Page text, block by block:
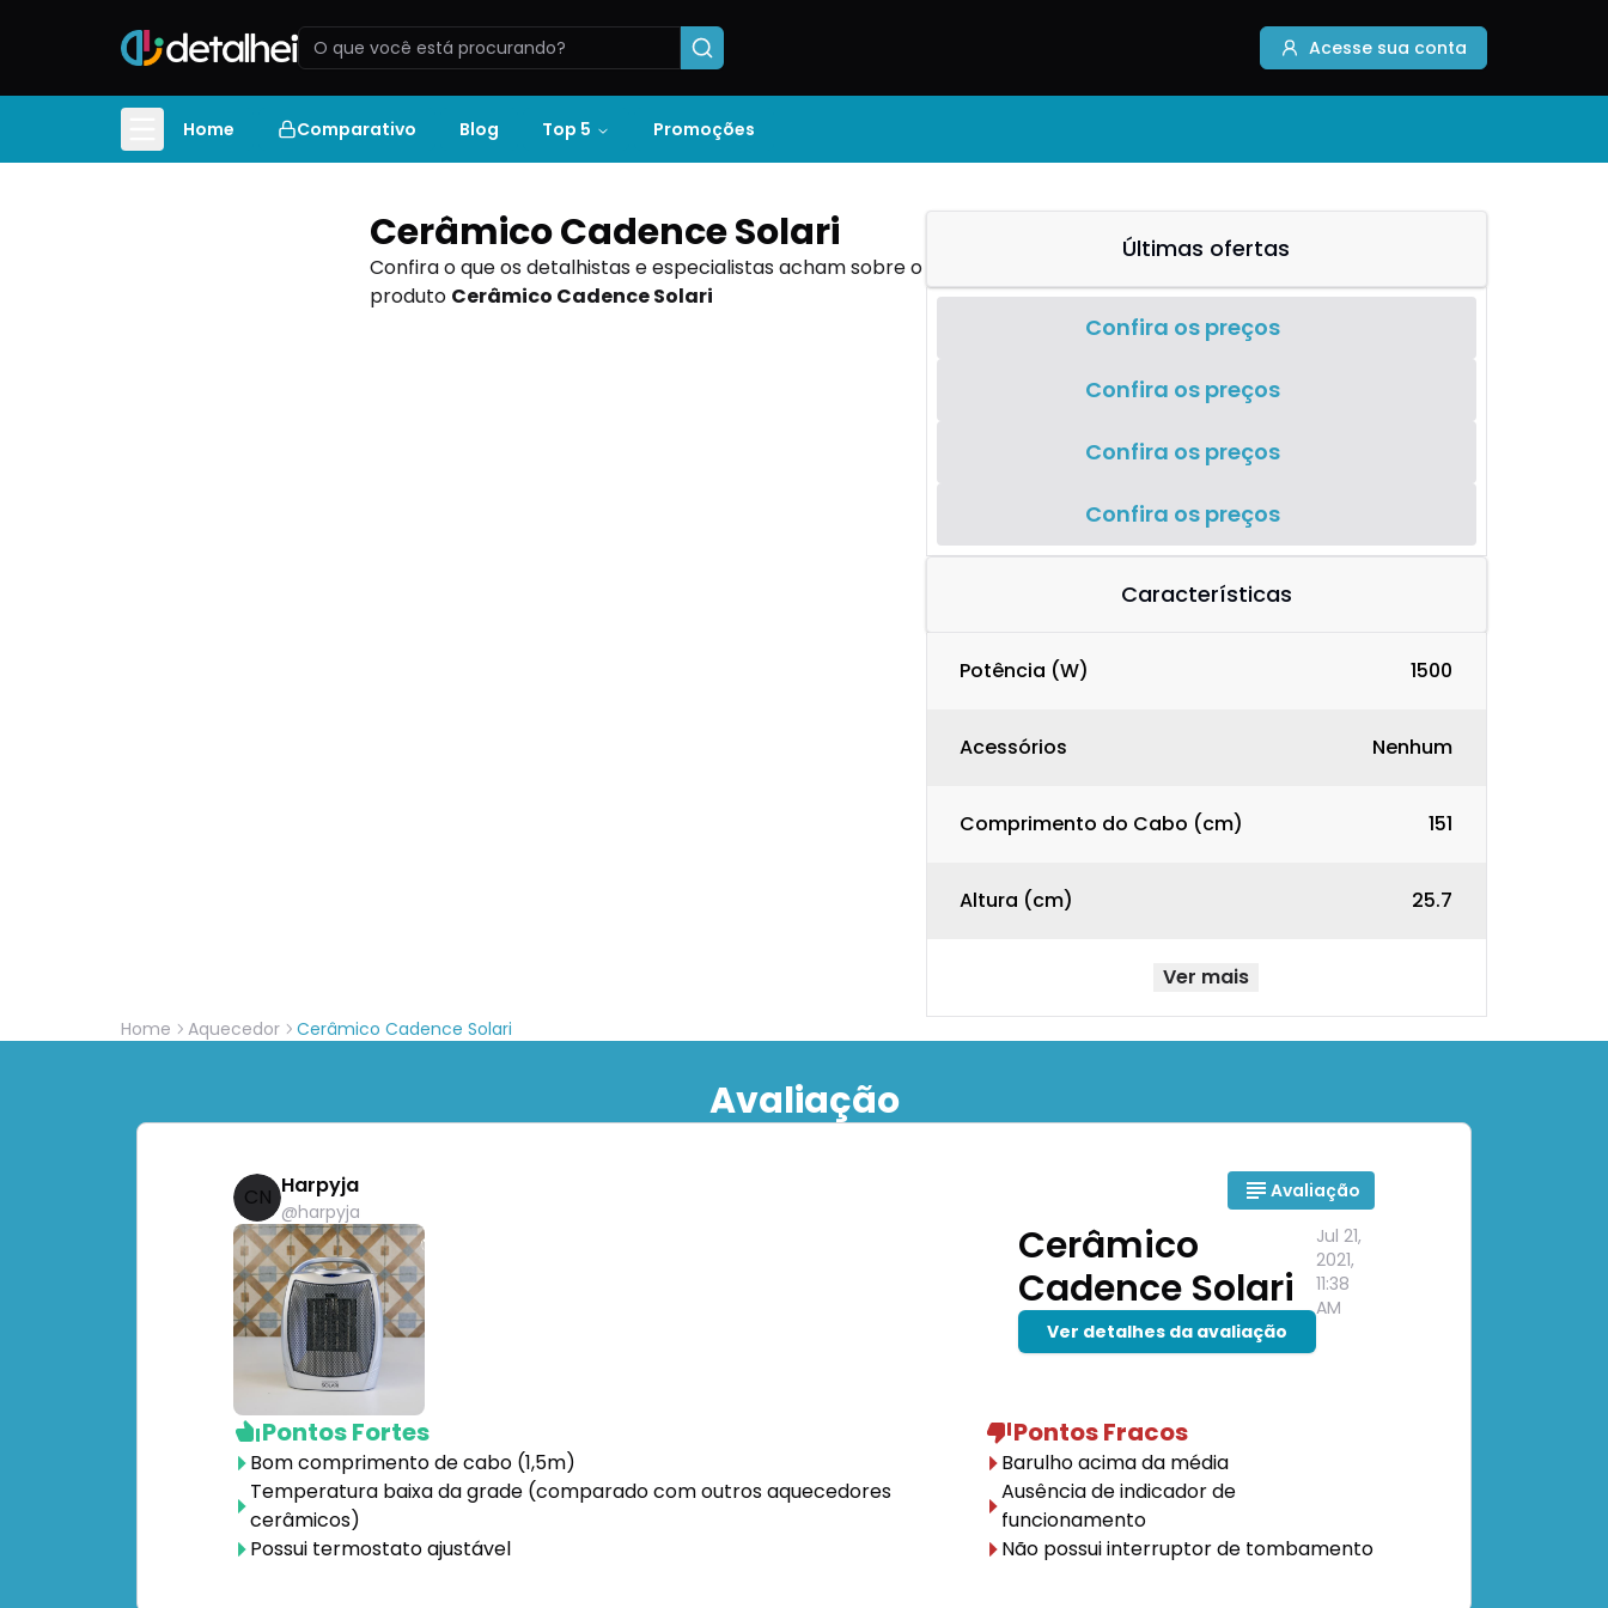
Acesse sua conta
Home Comparativo Blog Top 5 Promoções
Cerâmico Cadence Solari
Confira o que os detalhistas e especialistas acham sobre o
produto Cerâmico Cadence Solari
Últimas ofertas
Confira os preços
Confira os preços
Confira os preços
Confira os preços
Características
Potência (W) 1500
Acessórios Nenhum
Comprimento do Cabo (cm) 151
Altura (cm) 25.7
Ver mais
Home Aquecedor Cerâmico Cadence Solari
Avaliação
CN Harpyja
@harpyja
Avaliação
Cerâmico
Cadence Solari
Ver detalhes da avaliação
Jul 21,
2021,
11:38
AM
Pontos Fortes
Bom comprimento de cabo (1,5m)
Temperatura baixa da grade (comparado com outros aquecedores
cerâmicos)
Possui termostato ajustável
Pontos Fracos
Barulho acima da média
Ausência de indicador de
funcionamento
Não possui interruptor de tombamento